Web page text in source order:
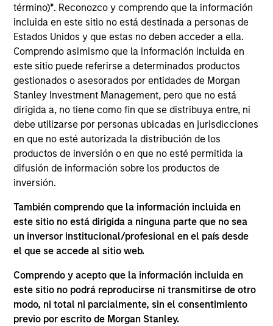
término)*. Reconozco y comprendo que la información
incluida en este sitio no está destinada a personas de
Estados Unidos y que estas no deben acceder a ella.
Comprendo asimismo que la información incluida en
este sitio puede referirse a determinados productos
gestionados o asesorados por entidades de Morgan
Stanley Investment Management, pero que no está
dirigida a, no tiene como fin que se distribuya entre, ni
debe utilizarse por personas ubicadas en jurisdicciones
en que no esté autorizada la distribución de los
productos de inversión o en que no esté permitida la
difusión de información sobre los productos de
inversión.
También comprendo que la información incluida en
este sitio no está dirigida a ninguna parte que no sea
un inversor institucional/profesional en el país desde
el que se accede al sitio web.
Comprendo y acepto que la información incluida en
este sitio no podrá reproducirse ni transmitirse de otro
modo, ni total ni parcialmente, sin el consentimiento
previo por escrito de Morgan Stanley.
in 2004 and has 19 years of industry experience. In
his role, Navindu and his team work closely with the
MSIM investment teams to help them achieve their
sustainability objectives, providing insight and
robust solutions to meet regulatory, product, data
and stewardship requirements. Navindu was
previously the Head of Green & Sustainability Bond
Origination for Morgan Stanley’s Global Capital
Markets group. In this role he helped issuers raise
over $80 bn in Green, Social, and Sustainability
Bonds and served on both the Executive Committee
and the Advisory Council of the ICMA Green and
Social Bond Principles. Navindu was also
and Agency Debt Origination for Morgan Stanley.
Navindu earned a B.A. in natural sciences from the
University of Cambridge, graduating with 1st class
honours. He has successfully completed all three
levels of the Chartered Financial Analyst
programme.